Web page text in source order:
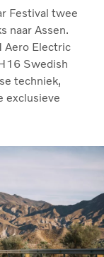
Festival twee
naar Assen.
Aero Electric
Swedish
techniek,
exclusieve